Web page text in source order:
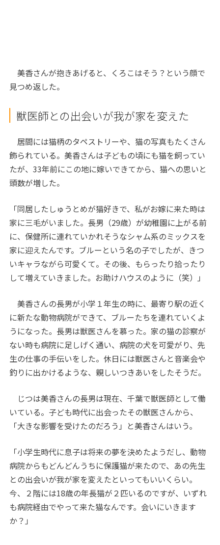
美香さんが抱きあげると、くろこはそう？という顔で
見つめ返した。
獣医師との出会いが我が家を変えた
居間には猫柄のタペストリーや、猫の写真もたくさん
飾られている。美香さんは子どもの頃にも猫を飼ってい
たが、33年前にこの地に嫁いできてから、猫への思いと
頭数が増した。
「同居したしゅうとめが猫好きで、私がお嫁に来た時は
家に三毛がいました。長男（29歳）が幼稚園に上がる前
に、保健所に連れていかれそうなシャム系のミックスを
家に迎えたんです。ブルーという名の子でしたが、きつ
いキャラながら可愛くて。その後、もらったり拾ったり
して増えていきました。お助けハウスのように（笑）」
美香さんの長男が小学１年生の時に、最寄り駅の近く
に新たな動物病院ができて、ブルーたちを連れていくよ
うになった。長男は獣医さんを慕った。家の猫の診察が
ない時も病院に足しげく通い、病院の犬を可愛がり、先
生の仕事の手伝いをした。休日には獣医さんと音楽会や
釣りに出かけるような、親しいつきあいをしたそうだ。
じつは美香さんの長男は現在、千葉で獣医師として働
いている。子ども時代に出会ったその獣医さんから、
「大きな影響を受けたのだろう」と美香さんはいう。
「小学生時代に息子は将来の夢を決めたようだし、動物
病院からもどんどんうちに保護猫が来たので、あの先生
との出会いが我が家を変えたといってもいいくらい。
今、２階には18歳の年長猫が２匹いるのですが、いずれ
も病院経由でやって来た猫なんです。会いにいきます
か？」